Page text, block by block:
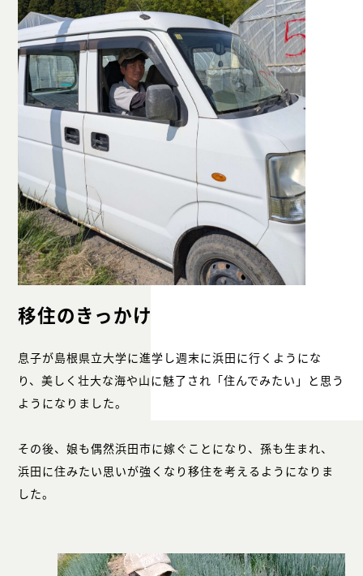
移住のきっかけ
息子が島根県立大学に進学し週末に浜田に行くようにな
り、美しく壮大な海や山に魅了され「住んでみたい」と思う
ようになりました。
その後、娘も偶然浜田市に嫁ぐことになり、孫も生まれ、
浜田に住みたい思いが強くなり移住を考えるようになりま
した。